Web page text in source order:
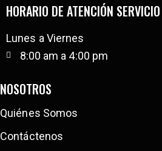
HORARIO DE ATENCIÓN
Lunes a Viernes
8:00 am a 4:00 pm
NOSOTROS
Quiénes Somos
Contáctenos